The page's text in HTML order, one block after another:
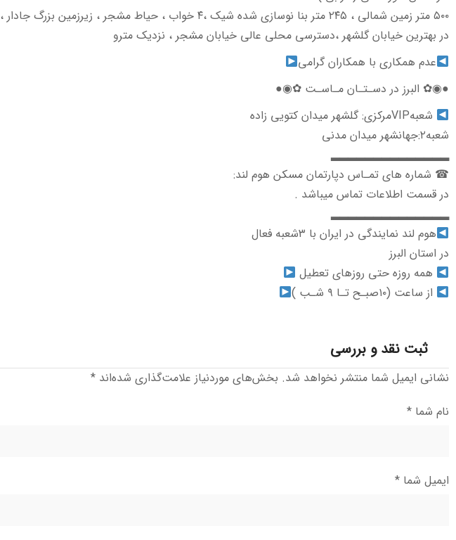
۵۰۰ متر زمین شمالی ، ۲۴۵ متر بنا نوسازی شده شیک ،۴ خواب ، حیاط مشجر ، زیرزمین بزرگ جادار ،
در بهترین خیابان گلشهر ،دسترسی محلی عالی خیابان مشجر ، نزدیک مترو
عدم همکاری با همکاران گرامی
●◉✿ البرز در دسـتـان مـاسـت ✿◉●
شعبهVIPمرکزی: گلشهر میدان کتویی زاده
شعبه۲:جهانشهر میدان مدنی
▂▂▂▂▂▂▂▂▂▂▂▂▂▂
☎ شماره های تمـاس دپارتمان مسکن هوم لند:
در قسمت اطلاعات تماس میباشد .
▂▂▂▂▂▂▂▂▂▂▂▂▂▂
هوم لند نمایندگی در ایران با ۳شعبه فعال
در استان البرز
همه روزه حتی روزهای تعطیل
از ساعت (۱۰صبـح تـا ۹ شـب )
ثبت نقد و بررسی
نشانی ایمیل شما منتشر نخواهد شد. بخش‌های موردنیاز علامت‌گذاری شده‌اند *
نام شما *
ایمیل شما *